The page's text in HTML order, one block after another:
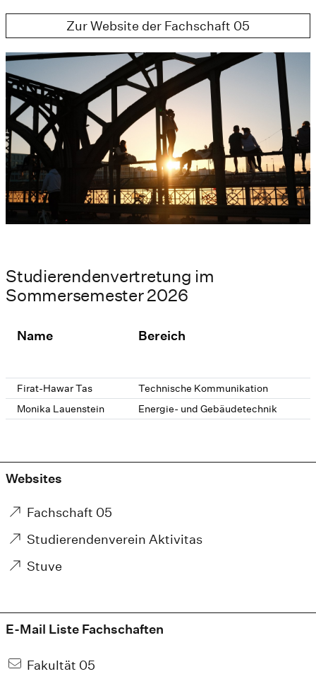
Zur Website der Fachschaft 05
Studierendenvertretung im
Sommersemester 2026
Name Bereich
Firat-Hawar Tas
Technische Kommunikation
Monika Lauenstein
Energie- und Gebäudetechnik
Websites
Fachschaft 05
Studierendenverein Aktivitas
Stuve
E-Mail Liste Fachschaften
Fakultät 05